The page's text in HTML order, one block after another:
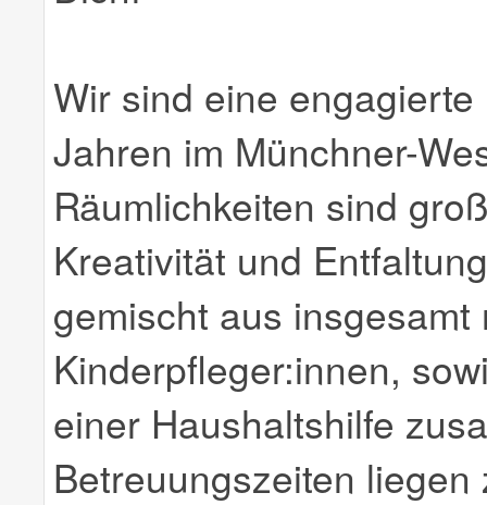
Wir sind eine
Jahren im Münchner-
Räumlichkeiten sind
Kreativität und
gemischt aus
Kinderpfleger:innen,
einer Haushaltshilfe
Betreuungszeiten